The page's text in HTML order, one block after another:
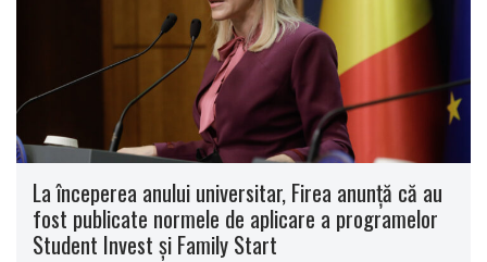
La începerea anului universitar, Firea anunţă că au
fost publicate normele de aplicare a programelor
Student Invest şi Family Start